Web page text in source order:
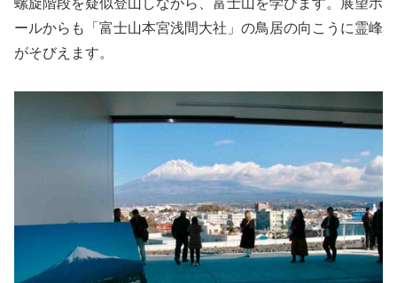
螺旋階段を疑似登山しながら、富士山を学びます。展望ホ
ールからも「富士山本宮浅間大社」の鳥居の向こうに霊峰
がそびえます。